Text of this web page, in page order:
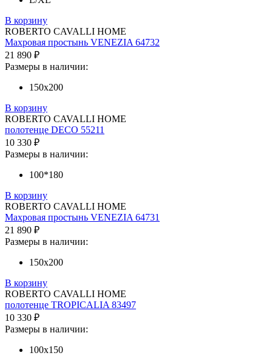
В корзину
ROBERTO CAVALLI HOME
Махровая простынь VENEZIA 64732
21 890 ₽
Размеры в наличии:
150х200
В корзину
ROBERTO CAVALLI HOME
полотенце DECO 55211
10 330 ₽
Размеры в наличии:
100*180
В корзину
ROBERTO CAVALLI HOME
Махровая простынь VENEZIA 64731
21 890 ₽
Размеры в наличии:
150х200
В корзину
ROBERTO CAVALLI HOME
полотенце TROPICALIA 83497
10 330 ₽
Размеры в наличии:
100х150